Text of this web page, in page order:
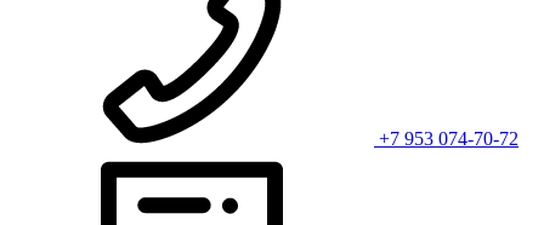
+7 953 074-70-72